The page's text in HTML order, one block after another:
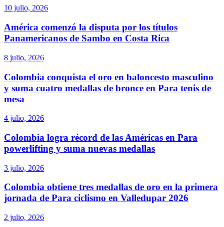
10 julio, 2026
América comenzó la disputa por los títulos
Panamericanos de Sambo en Costa Rica
8 julio, 2026
Colombia conquista el oro en baloncesto masculino
y suma cuatro medallas de bronce en Para tenis de
mesa
4 julio, 2026
Colombia logra récord de las Américas en Para
powerlifting y suma nuevas medallas
3 julio, 2026
Colombia obtiene tres medallas de oro en la primera
jornada de Para ciclismo en Valledupar 2026
2 julio, 2026